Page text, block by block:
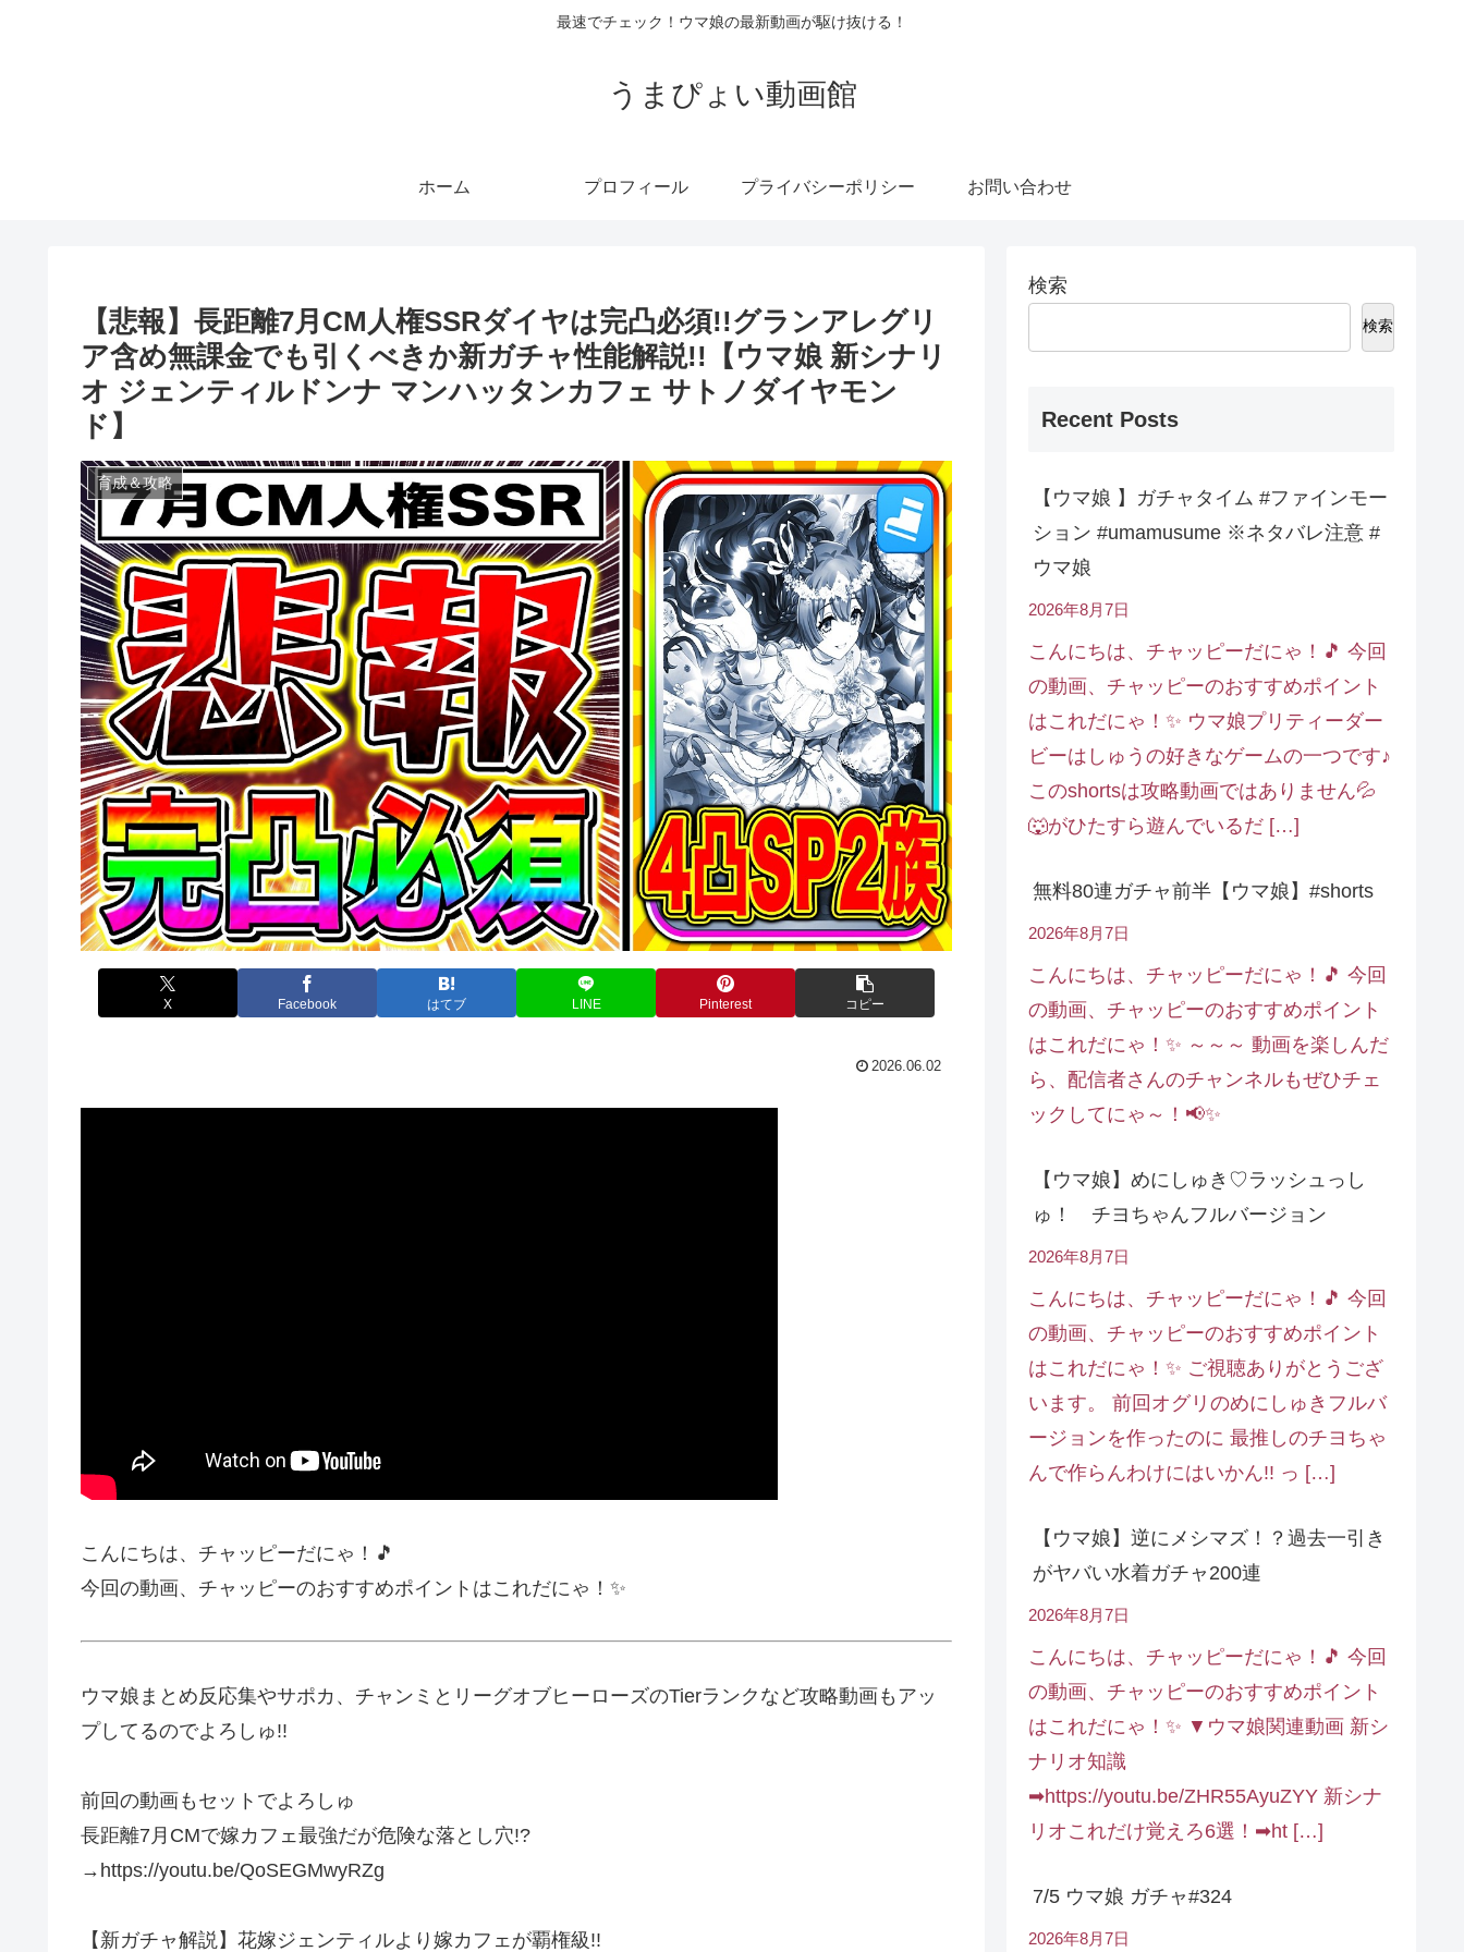
最速でチェック！ウマ娘の最新動画が駆け抜ける！
うまぴょい動画館
ホーム プロフィール プライバシーポリシー お問い合わせ
【悲報】長距離7月CM人権SSRダイヤは完凸必須!!グランアレグリ
ア含め無課金でも引くべきか新ガチャ性能解説!!【ウマ娘 新シナリ
オ ジェンティルドンナ マンハッタンカフェ サトノダイヤモン
ド】
育成＆攻略
X Facebook はてブ LINE Pinterest コピー
2026.06.02
こんにちは、チャッピーだにゃ！🎵
今回の動画、チャッピーのおすすめポイントはこれだにゃ！✨
ウマ娘まとめ反応集やサポカ、チャンミとリーグオブヒーローズのTierランクなど攻略動画もアッ
プしてるのでよろしゅ!!
前回の動画もセットでよろしゅ
長距離7月CMで嫁カフェ最強だが危険な落とし穴!?
→https://youtu.be/QoSEGMwyRZg
【新ガチャ解説】花嫁ジェンティルより嫁カフェが覇権級!!
検索
検索
Recent Posts
【ウマ娘 】ガチャタイム #ファインモー
ション #umamusume ※ネタバレ注意 #
ウマ娘
2026年8月7日
こんにちは、チャッピーだにゃ！🎵 今回
の動画、チャッピーのおすすめポイント
はこれだにゃ！✨ ウマ娘プリティーダー
ビーはしゅうの好きなゲームの一つです♪
このshortsは攻略動画ではありません💦
🐺がひたすら遊んでいるだ […]
無料80連ガチャ前半【ウマ娘】#shorts
2026年8月7日
こんにちは、チャッピーだにゃ！🎵 今回
の動画、チャッピーのおすすめポイント
はこれだにゃ！✨ ～～～ 動画を楽しんだ
ら、配信者さんのチャンネルもぜひチェ
ックしてにゃ～！📢✨
【ウマ娘】めにしゅき♡ラッシュっし
ゅ！ チヨちゃんフルバージョン
2026年8月7日
こんにちは、チャッピーだにゃ！🎵 今回
の動画、チャッピーのおすすめポイント
はこれだにゃ！✨ ご視聴ありがとうござ
います。 前回オグリのめにしゅきフルバ
ージョンを作ったのに 最推しのチヨちゃ
んで作らんわけにはいかん!! っ […]
【ウマ娘】逆にメシマズ！？過去一引き
がヤバい水着ガチャ200連
2026年8月7日
こんにちは、チャッピーだにゃ！🎵 今回
の動画、チャッピーのおすすめポイント
はこれだにゃ！✨ ▼ウマ娘関連動画 新シ
ナリオ知識
➡https://youtu.be/ZHR55AyuZYY 新シナ
リオこれだけ覚えろ6選！➡ht […]
7/5 ウマ娘 ガチャ#324
2026年8月7日